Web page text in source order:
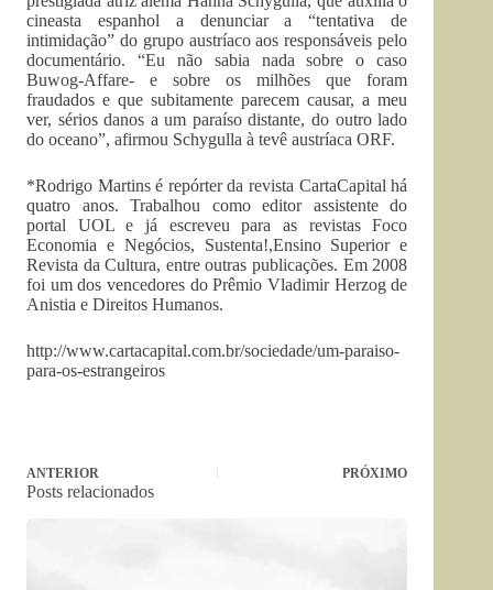
cineasta espanhol a denunciar a “tentativa de
intimidação” do grupo austríaco aos responsáveis pelo
documentário. “Eu não sabia nada sobre o caso
Buwog-Affare- e sobre os milhões que foram
fraudados e que subitamente parecem causar, a meu
ver, sérios danos a um paraíso distante, do outro lado
do oceano”, afirmou Schygulla à tevê austríaca ORF.
*Rodrigo Martins é repórter da revista CartaCapital há
quatro anos. Trabalhou como editor assistente do
portal UOL e já escreveu para as revistas Foco
Economia e Negócios, Sustenta!,Ensino Superior e
Revista da Cultura, entre outras publicações. Em 2008
foi um dos vencedores do Prêmio Vladimir Herzog de
Anistia e Direitos Humanos.
http://www.cartacapital.com.br/sociedade/um-paraiso-
para-os-estrangeiros
ANTERIOR PRÓXIMO
Posts relacionados